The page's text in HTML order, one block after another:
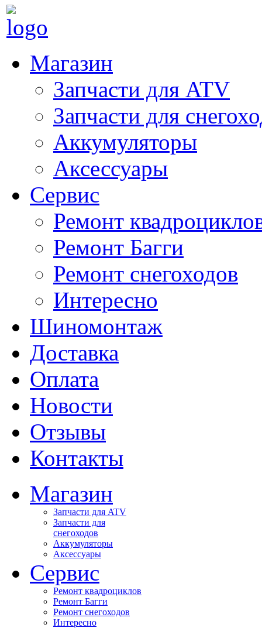
Магазин
Запчасти для ATV
Запчасти для
Аккумуляторы
Аксессуары
Сервис
Ремонт
Ремонт Багги
Ремонт снегоходов
Интересно
Шиномонтаж
Доставка
Оплата
Новости
Отзывы
Контакты
Магазин
Запчасти для ATV
Запчасти для
снегоходов
Аккумуляторы
Аксессуары
Сервис
Ремонт квадроциклов
Ремонт Багги
Ремонт снегоходов
Интересно